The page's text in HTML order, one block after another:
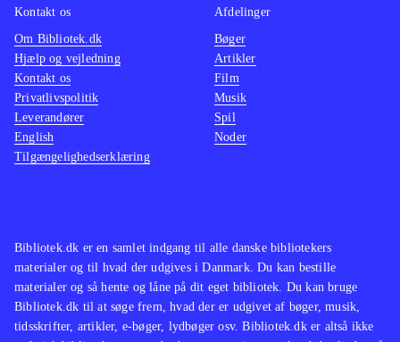
Bibliotek.dk er en samlet indgang til alle danske bibliotekers
materialer og til hvad der udgives i Danmark. Du kan bestille
materialer og så hente og låne på dit eget bibliotek. Du kan bruge
Bibliotek.dk til at søge frem, hvad der er udgivet af bøger, musik,
tidsskrifter, artikler, e-bøger, lydbøger osv. Bibliotek.dk er altså ikke
Kontakt os
Om Bibliotek.dk
Hjælp og vejledning
Kontakt os
Privatlivspolitik
Leverandører
English
Tilgængelighedserklæring
Afdelinger
Bøger
Artikler
Film
Musik
Spil
Noder